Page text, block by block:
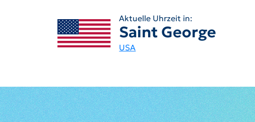
Aktuelle Uhrzeit in:
Saint George
USA